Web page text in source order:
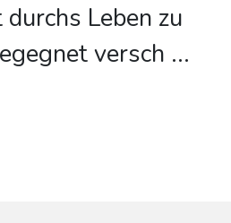
Leben zu
versch ...